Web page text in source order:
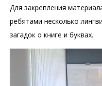
Для закрепления
ребятами несколько
загадок о книге и буквах.